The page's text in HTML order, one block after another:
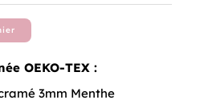
OEKO-TEX :
3mm Menthe